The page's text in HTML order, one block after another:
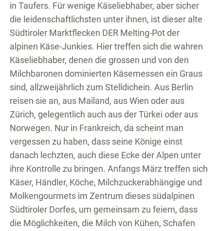
in Taufers. Für wenige Käseliebhaber, aber sicher
die leidenschaftlichsten unter ihnen, ist dieser alte
Südtiroler Marktflecken DER Melting-Pot der
alpinen Käse-Junkies. Hier treffen sich die wahren
Käseliebhaber, denen die grossen und von den
Milchbaronen dominierten Käsemessen ein Graus
sind, allzweijährlich zum Stelldichein. Aus Berlin
reisen sie an, aus Mailand, aus Wien oder aus
Zürich, gelegentlich auch aus der Türkei oder aus
Norwegen. Nur in Frankreich, da scheint man
vergessen zu haben, dass seine Könige einst
danach lechzten, auch diese Ecke der Alpen unter
ihre Kontrolle zu bringen. Anfangs März treffen sich
Käser, Händler, Köche, Milchzuckerabhängige und
Molkengourmets im Zentrum dieses südalpinen
Südtiroler Dorfes, um gemeinsam zu feiern, dass
die Möglichkeiten, die Milch von Kühen, Schafen